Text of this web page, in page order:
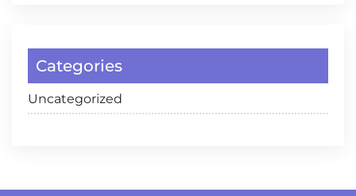
Categories
Uncategorized